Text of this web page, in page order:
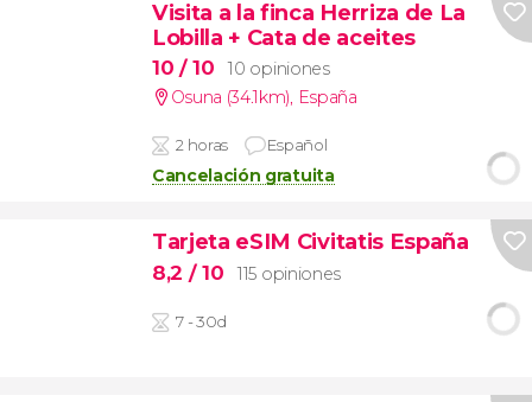
Visita a la finca Herriza de La
Lobilla + Cata de aceites
10 / 10
10 opiniones
Osuna (34.1km), España
2 horas Español
Cancelación gratuita
Tarjeta eSIM Civitatis España
8,2 / 10 115 opiniones
7 - 30d